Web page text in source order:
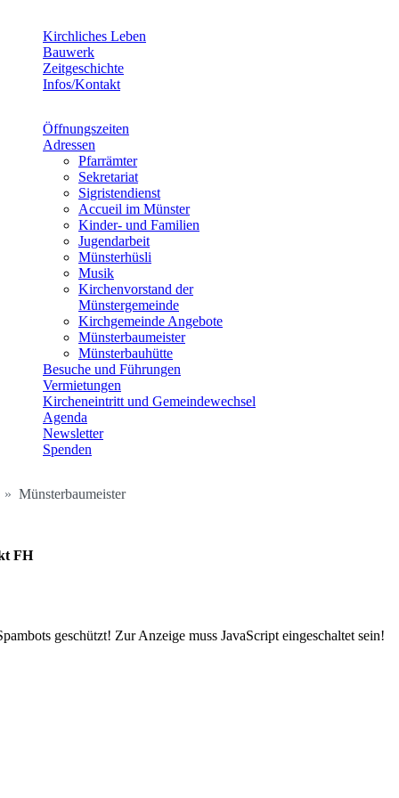
Kirchliches Leben
Bauwerk
Zeitgeschichte
Infos/Kontakt
Öffnungszeiten
Adressen
Pfarrämter
Sekretariat
Sigristendienst
Accueil im Münster
Kinder- und Familien
Jugendarbeit
Münsterhüsli
Musik
Kirchenvorstand der
Münstergemeinde
Kirchgemeinde Angebote
Münsterbaumeister
Münsterbauhütte
Besuche und Führungen
Vermietungen
Kircheneintritt und Gemeindewechsel
Agenda
Newsletter
Spenden
Münsterbaumeister
FH
geschützt! Zur Anzeige muss JavaScript eingeschaltet sein!